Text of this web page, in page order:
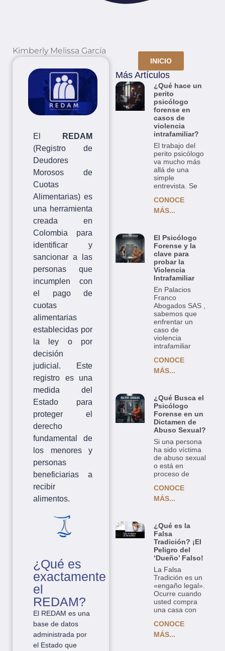
Kimberly Melissa García
El
REDAM
(Registro de
Deudores
Morosos de
Cuotas
Alimentarias) es
una herramienta
creada en
Colombia para
identificar y
sancionar a las
personas que
incumplen con
el pago de
cuotas
alimentarias
establecidas por
la ley o por
decisión
judicial. Este
registro es una
medida del
Estado para
proteger el
derecho
fundamental de
los menores y
personas
beneficiarias a
recibir
alimentos.
¿Qué es
exactamente
el
REDAM?
El REDAM es una
base de datos
administrada por
el Estado que
INICIO
Más Artículos
¿Qué hace un
perito
psicólogo
forense en
casos de
violencia
intrafamiliar?
El trabajo del
perito psicólogo
va mucho más
allá de una
simple
entrevista. Se
CONOCE
MÁS...
El Psicólogo
Forense y la
clave para
probar la
Violencia
Intrafamiliar
En Palacios
Franco
Abogados SAS ,
sabemos que
enfrentar un
caso de
violencia
intrafamiliar
CONOCE
MÁS...
¿Qué Busca el
Psicólogo
Forense en un
Dictamen de
Abuso Sexual?
Si una persona
ha sido víctima
de abuso sexual
o está en
proceso de
CONOCE
MÁS...
¿Qué es la
Falsa
Tradición? ¡El
Peligro del
‘Dueño’ Falso!
La Falsa
Tradición es un
«engaño legal».
Ocurre cuando
usted compra
una casa con
CONOCE
MÁS...